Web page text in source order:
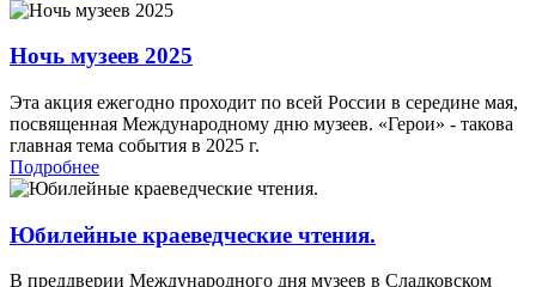
Ночь музеев 2025
Эта акция ежегодно проходит по всей России в середине мая,
посвященная Международному дню музеев. «Герои» - такова
главная тема события в 2025 г.
Подробнее
Юбилейные краеведческие чтения.
В преддверии Международного дня музеев в Сладковском